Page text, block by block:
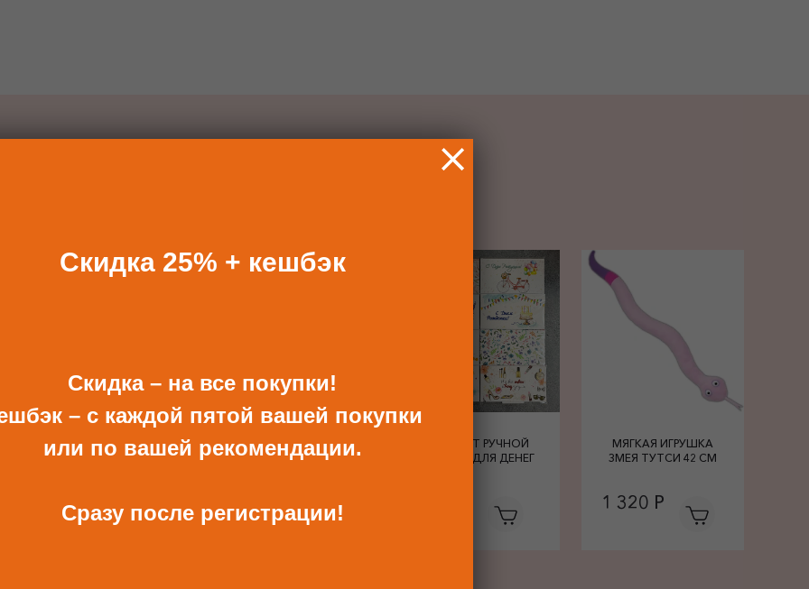
К ЗАКАЗУ ПОДАРОК
ОТКРЫТКА И
КОНВЕРТ С ДЕКОРОМ
680 Р
КОНВЕРТ РУЧНОЙ
РАБОТЫ ДЛЯ ДЕНЕГ С
КОНВЕРТ РУЧНОЙ
РАБОТЫ ДЛЯ ДЕНЕГ
МЯГКАЯ ИГРУШКА
ЗМЕЯ ТУТСИ 42 СМ
1 320 Р
Скидка 25% + кешбэк
Скидка – на все покупки!
– с каждой пятой вашей покупки
или по вашей рекомендации.
Сразу после регистрации!